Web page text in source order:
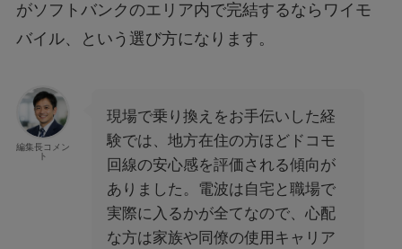
がソフトバンクのエリア内で完結するならワイモ
バイル、という選び方になります。
編集長コメン
ト
現場で乗り換えをお手伝いした経
験では、地方在住の方ほどドコモ
回線の安心感を評価される傾向が
ありました。電波は自宅と職場で
実際に入るかが全てなので、心配
な方は家族や同僚の使用キャリア